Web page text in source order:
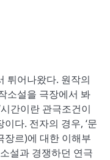
튀어나왔다. 원작의
소설을 극장에서 봐
간이란 관극조건이
다. 전자의 경우, ‘문
장르)에 대한 이해부
설과 경쟁하던 연극